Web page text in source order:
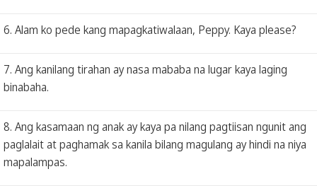
6. Alam ko pede kang mapagkatiwalaan, Peppy. Kaya please?
7. Ang kanilang tirahan ay nasa mababa na lugar kaya laging
binabaha.
8. Ang kasamaan ng anak ay kaya pa nilang pagtiisan ngunit ang
paglalait at paghamak sa kanila bilang magulang ay hindi na niya
mapalampas.